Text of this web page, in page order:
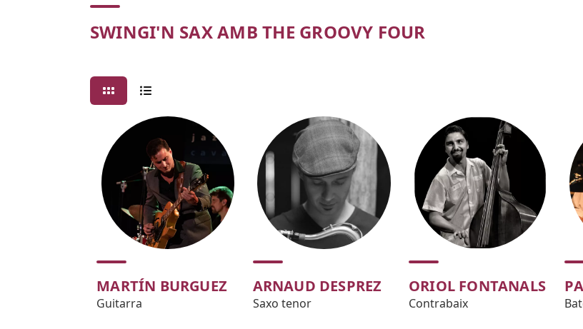
Concert
SWINGI'N SAX AMB THE GROOVY FOUR
MARTÍN BURGUEZ
Guitarra
ARNAUD DESPREZ
Saxo tenor
ORIOL FONTANALS
Contrabaix